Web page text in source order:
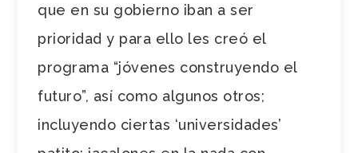
que en su gobierno iban a ser
prioridad y para ello les creó el
programa “jóvenes construyendo el
futuro”, así como algunos otros;
incluyendo ciertas ‘universidades’